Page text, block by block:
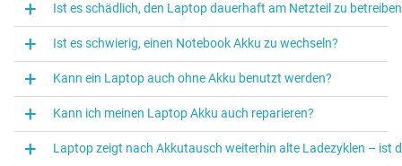
Ist es schädlich, den Laptop dauerhaft am Netzteil zu
Ist es schwierig, einen Notebook Akku zu wechseln?
Kann ein Laptop auch ohne Akku benutzt werden?
Kann ich meinen Laptop Akku auch reparieren?
Laptop zeigt nach Akkutausch weiterhin alte Ladezyklen – ist